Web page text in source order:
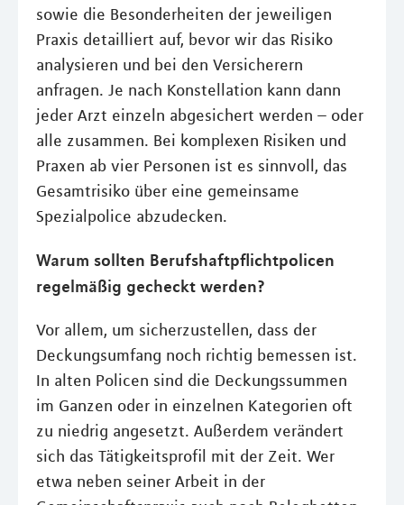
sowie die Besonderheiten der jeweiligen
Praxis detailliert auf, bevor wir das Risiko
analysieren und bei den Versicherern
anfragen. Je nach Konstellation kann dann
jeder Arzt einzeln abgesichert werden – oder
alle zusammen. Bei komplexen Risiken und
Praxen ab vier Personen ist es sinnvoll, das
Gesamtrisiko über eine gemeinsame
Spezialpolice abzudecken.
Warum sollten Berufshaftpflichtpolicen
regelmäßig gecheckt werden?
Vor allem, um sicherzustellen, dass der
Deckungsumfang noch richtig bemessen ist.
In alten Policen sind die Deckungssummen
im Ganzen oder in einzelnen Kategorien oft
zu niedrig angesetzt. Außerdem verändert
sich das Tätigkeitsprofil mit der Zeit. Wer
etwa neben seiner Arbeit in der